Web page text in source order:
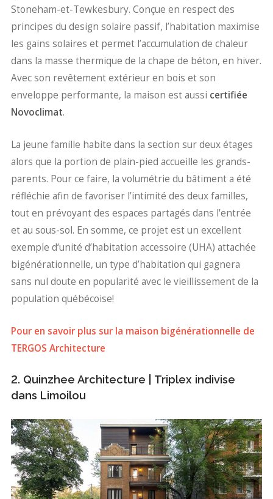
Stoneham-et-Tewkesbury. Conçue en respect des
principes du design solaire passif, l’habitation maximise
les gains solaires et permet l’accumulation de chaleur
dans la masse thermique de la chape de béton, en hiver.
Avec son revêtement extérieur en bois et son
enveloppe performante, la maison est aussi certifiée
Novoclimat.
La jeune famille habite dans la section sur deux étages
alors que la portion de plain-pied accueille les grands-
parents. Pour ce faire, la volumétrie du bâtiment a été
réfléchie afin de favoriser l’intimité des deux familles,
tout en prévoyant des espaces partagés dans l'entrée
et au sous-sol. En somme, ce projet est un excellent
exemple d‘unité d’habitation accessoire (UHA) attachée
bigénérationnelle, un type d’habitation qui gagnera
sans nul doute en popularité avec le vieillissement de la
population québécoise!
Pour en savoir plus sur la maison bigénérationnelle de
TERGOS Architecture
2. Quinzhee Architecture | Triplex indivise
dans Limoilou